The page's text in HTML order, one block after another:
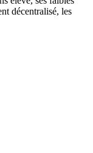
décentralisé, les